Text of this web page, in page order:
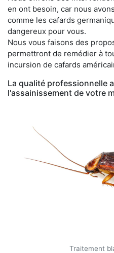
en ont besoin, car nous
comme les cafards
dangereux pour vous.
Nous vous faisons des
permettront de remédier à
incursion de cafards
La qualité professionnelle
l'assainissement de votre
Traitement